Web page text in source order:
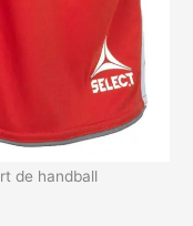
de handball